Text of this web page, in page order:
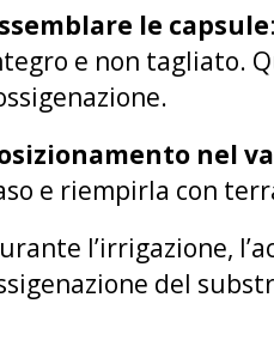
le capsule
e non tagliato.
nel
e riempirla con
l’irrigazione,
del